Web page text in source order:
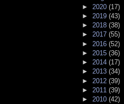
► 2020 (17)
► 2019 (43)
► 2018 (38)
► 2017 (55)
► 2016 (52)
► 2015 (36)
► 2014 (17)
► 2013 (34)
► 2012 (39)
► 2011 (39)
► 2010 (42)